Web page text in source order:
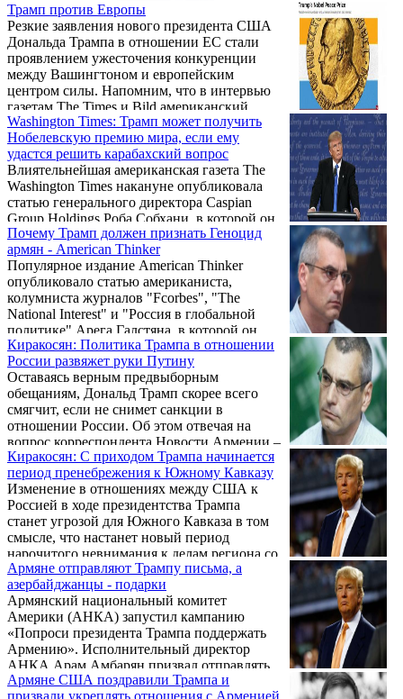
Трамп против Европы
Резкие заявления нового президента США
Дональда Трампа в отношении ЕС стали
проявлением ужесточения конкуренции
между Вашингтоном и европейским
центром силы. Напомним, что в интервью
газетам The Times и Bild американский
президент, в частности, фактически
поддержал выход Великобритании из ЕС.
"Я думаю, что Brexit в итоге окажется
отличной вещью", - заявил Трамп, отметив,
что в условиях, когда в ЕС доминирует
ФРГ, британцы поступили мудро,
проголосовав за выход из блока. "Вы
смотрите на ЕС, а видите ...
Washington Times: Трамп может получить
Нобелевскую премию мира, если ему
удастся решить карабахский вопрос
Влиятельнейшая американская газета The
Washington Times накануне опубликовала
статью генерального директора Caspian
Group Holdings Роба Собхани, в которой он,
обратившись к процессу урегулирования
карабахского конфликта, отметил, что
президент США Дональд Трамп имеет
историческую возможность по праву
получить Нобелевскую премию мира, если
ему удастся установить мир между
Арменией и Азербайджаном.
Почему Трамп должен признать Геноцид
армян - American Thinker
Популярное издание American Thinker
опубликовало статью американиста,
колумниста журналов "Fсorbes", "The
National Interest" и "Россия в глобальной
политике" Арега Галстяна, в которой он
указывает причины, почему президент
США Дональд Трамп должен признать
Геноцид армян.
Киракосян: Политика Трампа в отношении
России развяжет руки Путину
Оставаясь верным предвыборным
обещаниям, Дональд Трамп скорее всего
смягчит, если не снимет санкции в
отношении России. Об этом отвечая на
вопрос корреспондента Новости Армении –
NEWS.am заявил политолог, директор
Центра региональных исследований (RSC)
Ричард Киракосян.
Киракосян: С приходом Трампа начинается
период пренебрежения к Южному Кавказу
Изменение в отношениях между США к
Россией в ходе президентства Трампа
станет угрозой для Южного Кавказа в том
смысле, что настанет новый период
нарочитого невнимания к делам региона со
стороны Вашингтона. Такого мнения
придерживается политолог, директор
Центра региональных исследований (RSC)
Ричард Киракосян.
Армяне отправляют Трампу письма, а
азербайджанцы - подарки
Армянский национальный комитет
Америки (АНКА) запустил кампанию
«Попроси президента Трампа поддержать
Армению». Исполнительный директор
АНКА Арам Амбарян призвал отправлять
электронные письма Трампу с просьбой
Армяне США поздравили Трампа и
призвали укреплять отношения с Арменией